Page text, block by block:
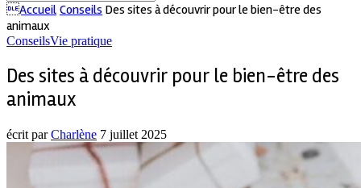
Accueil Conseils Des sites à découvrir pour le bien-être des
animaux
ConseilsVie pratique
Des sites à découvrir pour le bien-être des
animaux
écrit parCharlène 7 juillet 2025